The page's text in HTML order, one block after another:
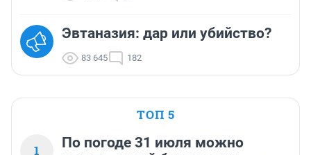
Эвтаназия: дар или убийство?
83 645 182
ТОП 5
1
По погоде 31 июля можно